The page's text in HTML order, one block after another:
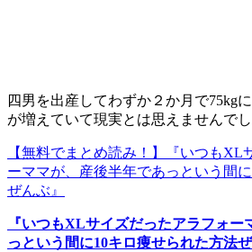
四男を出産してわずか２か月で75kg
が増えていて現実とは思えませんでし
【無料でまとめ読み！】『いつもXL
ーママが、産後半年であっという間
ぜんぶ』
『いつもXLサイズだったアラフォー
っという間に10キロ痩せられた方法ぜ